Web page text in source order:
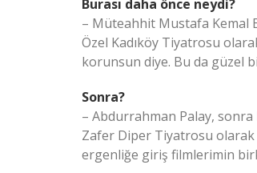
Burası daha önce neydi?
– Müteahhit Mustafa Kemal
Özel Kadıköy Tiyatrosu
korunsun diye. Bu da güzel
Sonra?
– Abdurrahman Palay,
Zafer Diper Tiyatrosu olarak
ergenliğe giriş filmlerimin